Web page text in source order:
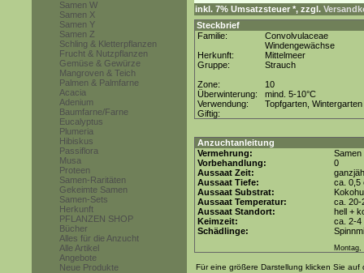
Samen W
Samen X
Samen Y
Samen Z
Schling & Kletterpflanzen
Frucht & Nutzpflanzen
Gemüse & Gewürze
Mangroven & Teich
Palmen & Palmfarne
Acacia
Adenium
Baumfarne/Farne
Eucalyptus
Plumeria
Hibiskus
Passiflora
Musa
Proteen
Samen-Raritäten
Gekeimte Samen
Samen-Sets
Herkunft
PFLANZEN SHOP
Bücher
Alles für die Anzucht
Alle Artikel
Angebote
Neue Produkte
inkl. 7% Umsatzsteuer *, zzgl.
Steckbrief
Familie:
Convolvulaceae
Windengewächse
Herkunft:
Mittelmeer
Gruppe:
Strauch
Zone:
10
Überwinterung:
mind. 5-10°C
Verwendung:
Topfgarten, Wintergarten
Giftig:
Anzuchtanleitung
Vermehrung:
Samen
Vorbehandlung:
0
Aussaat Zeit:
Aussaat Tiefe:
ca. 0,5
Aussaat Substrat:
Aussaat Temperatur:
ca. 20-
Aussaat Standort:
hell +
Keimzeit:
ca. 2-4
Schädlinge:
Montag,
Für eine größere Darstellung klicken Sie auf